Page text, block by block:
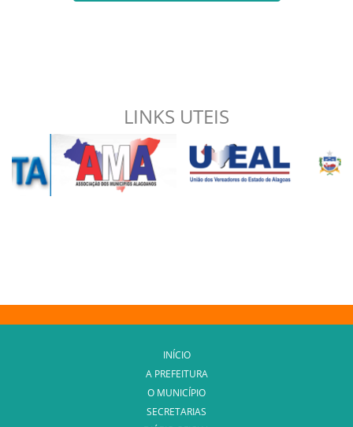
LINKS UTEIS
INÍCIO
A PREFEITURA
O MUNICÍPIO
SECRETARIAS